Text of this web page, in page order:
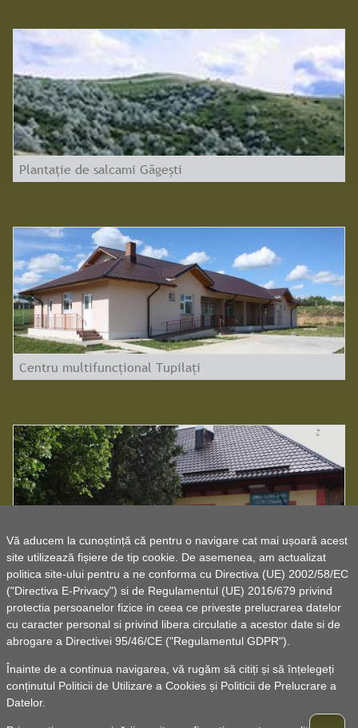
Vă aducem la cunoștință că pentru o navigare cat mai ușoară acest
site utilizează fișiere de tip cookie. De asemenea, am actualizat
politica site-ului pentru a ne conforma cu Directiva (UE) 2002/58/EC
("Directiva E-Privacy") si de Regulamentul (UE) 2016/679 privind
protectia persoanelor fizice in ceea ce priveste prelucrarea datelor
cu caracter personal si privind libera circulatie a acestor date si de
abrogare a Directivei 95/46/CE ("Regulamentul GDPR").
Înainte de a continua navigarea, vă rugăm să citiți și să înțelegeți
conținutul Politicii de Utilizare a Cookies și Politicii de Prelucrare a
Datelor.
Plantație de salcami Găgești
Centru multifuncțional Tupilați
Căminul cultural Găgești